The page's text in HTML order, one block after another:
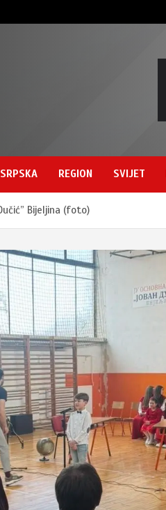
REGION SVIJET
Bijeljina (foto)